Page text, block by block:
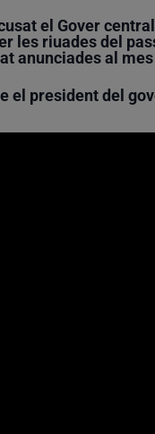
el Gover
les riuades del
anunciades al
el president del